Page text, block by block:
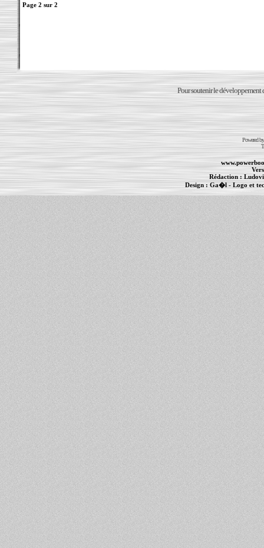
Page 2 sur 2
Pour soutenir le développement
Powered
Rédaction :
Design : Ga�l- Logo et
MacBook Pro -